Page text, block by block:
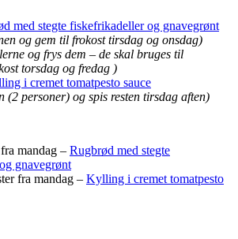
med stegte fiskefrikadeller og gnavegrønt
og gem til frokost tirsdag og onsdag)
og frys dem – de skal bruges til
torsdag og fredag )
i cremet tomatpesto sauce
(2 personer) og spis resten tirsdag aften)
mandag – Rugbrød med stegte
gnavegrønt
fra mandag – Kylling i cremet tomatpesto